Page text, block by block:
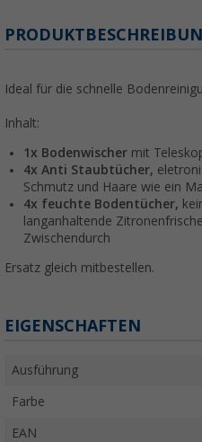
Ideal für die schnelle
Inhalt:
1x Bodenwischer mit
4x Anti Staubtücher,
Schmutz und Haare wie ein
4x feuchte Bodentücher,
langanhaltende
Zwischendurch
Ersatz gleich mitbestellen.
EIGENSCHAFTEN
Ausführung
Farbe
EAN